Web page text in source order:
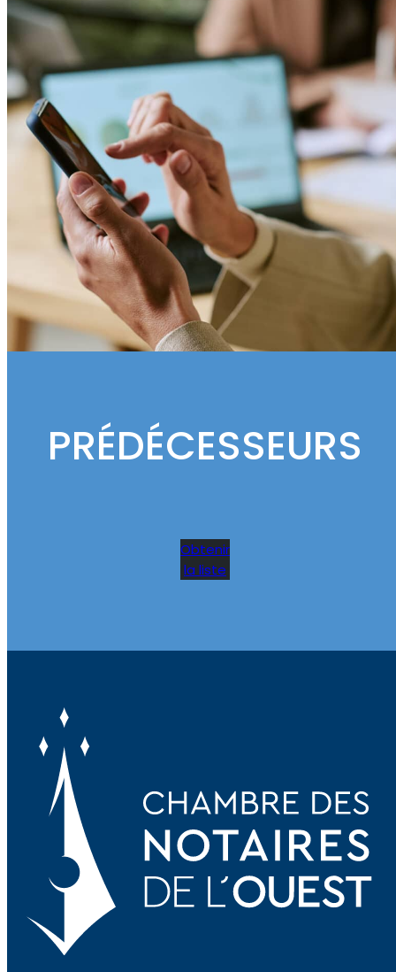
PRÉDÉCESSEURS
Obtenir
la liste